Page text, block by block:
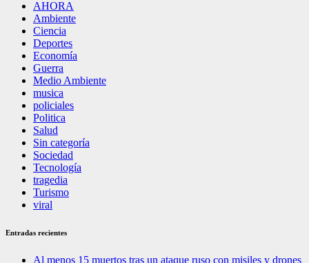
AHORA
Ambiente
Ciencia
Deportes
Economía
Guerra
Medio Ambiente
musica
policiales
Politica
Salud
Sin categoría
Sociedad
Tecnología
tragedia
Turismo
viral
Entradas recientes
Al menos 15 muertos tras un ataque ruso con misiles y drones